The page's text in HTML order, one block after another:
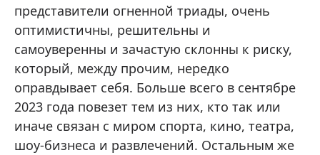
представители огненной триады, очень
оптимистичны, решительны и
самоуверенны и зачастую склонны к риску,
который, между прочим, нередко
оправдывает себя. Больше всего в сентябре
2023 года повезет тем из них, кто так или
иначе связан с миром спорта, кино, театра,
шоу-бизнеса и развлечений. Остальным же